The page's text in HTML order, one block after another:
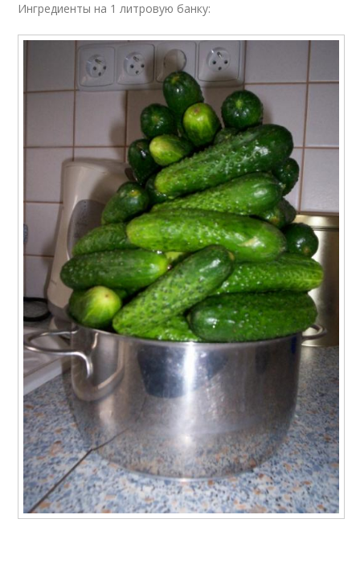
Ингредиенты на 1 литровую банку: